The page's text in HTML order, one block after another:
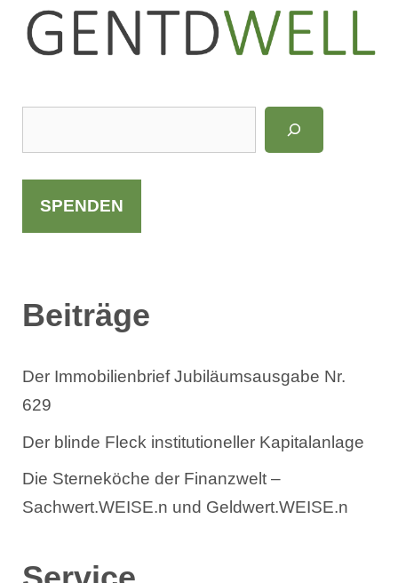
u
c
e
SPENDEN
Beiträge
Der Immobilienbrief Jubiläumsausgabe Nr.
629
Der blinde Fleck institutioneller Kapitalanlage
Die Sterneköche der Finanzwelt –
Sachwert.WEISE.n und Geldwert.WEISE.n